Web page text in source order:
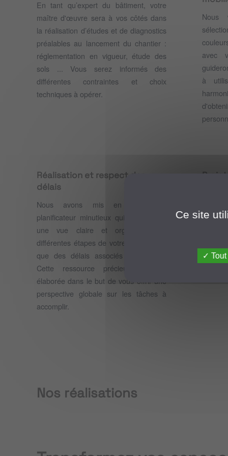
En tant qu’expert du bâtiment, votre
maître d'œuvre sera à vos côtés dans
la réalisation d’études et de diagnostics
préalables au lancement du chantier :
réglementation en vigueur, étude des
sols ... Vous serez informés des
différentes contraintes et choix
techniques à opérer.
Nous
avec
à
Réalisation et respect des
délais
Nous avons mis en place un
planificateur minutieux qui vous offrira
une vue claire et organisée des
différentes étapes de votre projet, ainsi
que des délais associés à chacune.
Cette ressource précieuse a été
élaborée dans le but de vous offrir une
perspective globale sur les tâches à
accomplir.
Projet
de
Nos réalisations
Ce site